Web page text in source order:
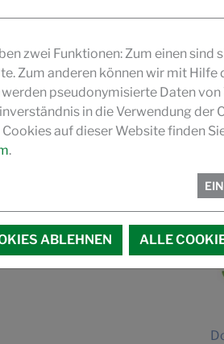
zwei Funktionen: Zum einen sind
Zum anderen können wir mit Hilfe
pseudonymisierte Daten
in die Verwendung der
auf dieser Website finden
.
ABLEHNEN ALLE